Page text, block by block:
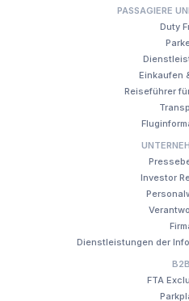
PASSAGIERE
Duty
Einkaufen
Reiseführer
Investor
Dienstleistungen der
B2B
FTA